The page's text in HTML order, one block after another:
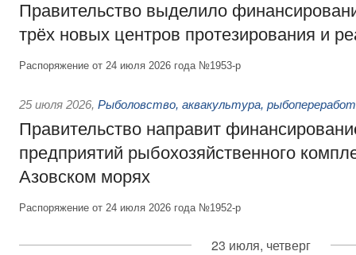
Правительство выделило
трёх новых центров протезирования и
Распоряжение от 24 июля 2026 года №1953-р
25 июля 2026, Рыболовство, аквакультура,
Правительство направит
предприятий рыбохозяйственного
Азовском морях
Распоряжение от 24 июля 2026 года №1952-р
23 июля, четверг